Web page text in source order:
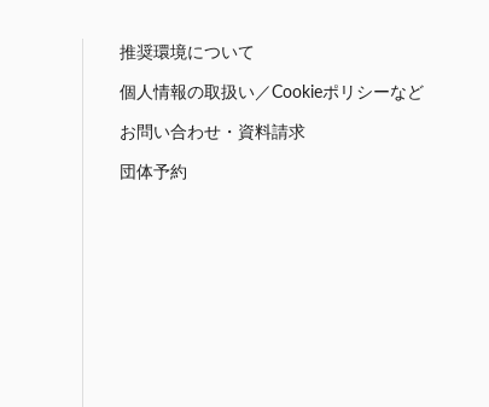
推奨環境について
個人情報の取扱い／Cookieポリシーなど
お問い合わせ・資料請求
団体予約